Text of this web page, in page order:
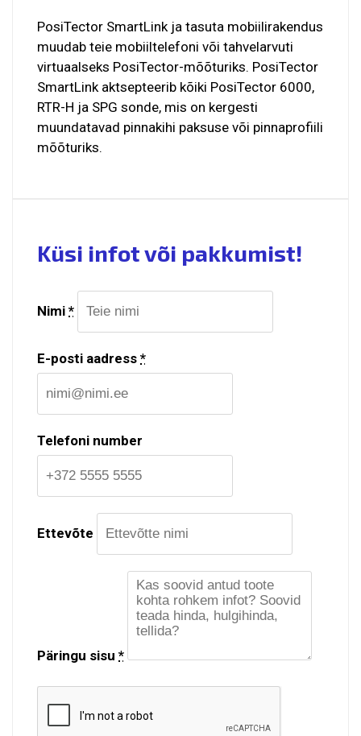
PosiTector SmartLink ja tasuta mobiilirakendus
muudab teie mobiiltelefoni või tahvelarvuti
virtuaalseks PosiTector-mõõturiks. PosiTector
SmartLink aktsepteerib kõiki PosiTector 6000,
RTR-H ja SPG sonde, mis on kergesti
muundatavad pinnakihi paksuse või pinnaprofiili
mõõturiks.
Küsi infot või pakkumist!
Nimi *
E-posti aadress *
Telefoni number
Ettevõte
Päringu sisu *